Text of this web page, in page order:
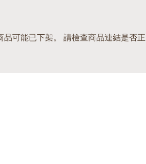
可能已下架。 請檢查商品連結是否正